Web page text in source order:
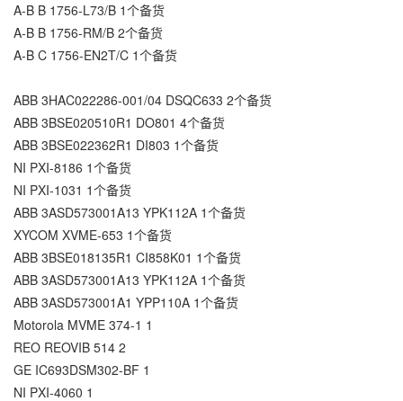
A-B B 1756-L73/B 1个备货
A-B B 1756-RM/B 2个备货
A-B C 1756-EN2T/C 1个备货
ABB 3HAC022286-001/04 DSQC633 2个备货
ABB 3BSE020510R1 DO801 4个备货
ABB 3BSE022362R1 DI803 1个备货
NI PXI-8186 1个备货
NI PXI-1031 1个备货
ABB 3ASD573001A13 YPK112A 1个备货
XYCOM XVME-653 1个备货
ABB 3BSE018135R1 CI858K01 1个备货
ABB 3ASD573001A13 YPK112A 1个备货
ABB 3ASD573001A1 YPP110A 1个备货
Motorola MVME 374-1 1
REO REOVIB 514 2
GE IC693DSM302-BF 1
NI PXI-4060 1